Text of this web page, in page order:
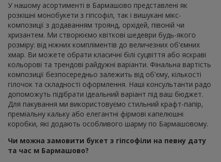
У нашому асортименті в Бармашово представлені як
розкішні монобукети з гіпсофіл, так і вишукані мікс-
композиції з додаванням троянд, орхідей, півоній чи
хризантем. Ми створюємо квіткові шедеври будь-якого
розміру: від ніжних компліментів до величезних об'ємних
хмар. Ви можете обрати класичні білі суцвіття або яскраві
кольорові та трендові райдужні варіанти. Фінальна вартість
композиції безпосередньо залежить від об'єму, кількості
гілочок та складності оформлення. Наші консультанти радо
допоможуть підібрати ідеальний варіант під ваш бюджет.
Для пакування ми використовуємо стильний крафт-папір,
преміальну кальку або елегантні фірмові капелюшні
коробки, які додають особливого шарму по Бармашовому.
Чи можна замовити букет з гіпсофіли на певну дату
та час м Бармашово?